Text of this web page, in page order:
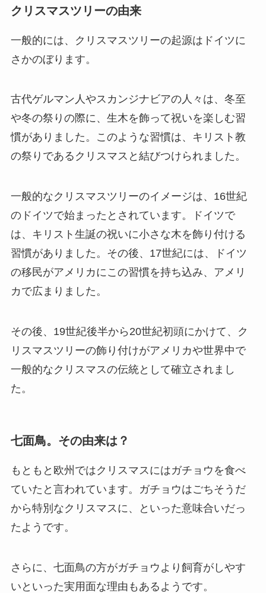
クリスマスツリーの由来
一般的には、クリスマスツリーの起源はドイツに
さかのぼります。
古代ゲルマン人やスカンジナビアの人々は、冬至
や冬の祭りの際に、生木を飾って祝いを楽しむ習
慣がありました。このような習慣は、キリスト教
の祭りであるクリスマスと結びつけられました。
一般的なクリスマスツリーのイメージは、16世紀
のドイツで始まったとされています。ドイツで
は、キリスト生誕の祝いに小さな木を飾り付ける
習慣がありました。その後、17世紀には、ドイツ
の移民がアメリカにこの習慣を持ち込み、アメリ
カで広まりました。
その後、19世紀後半から20世紀初頭にかけて、ク
リスマスツリーの飾り付けがアメリカや世界中で
一般的なクリスマスの伝統として確立されまし
た。
七面鳥。その由来は？
もともと欧州ではクリスマスにはガチョウを食べ
ていたと言われています。ガチョウはごちそうだ
から特別なクリスマスに、といった意味合いだっ
たようです。
さらに、七面鳥の方がガチョウより飼育がしやす
いといった実用面な理由もあるようです。